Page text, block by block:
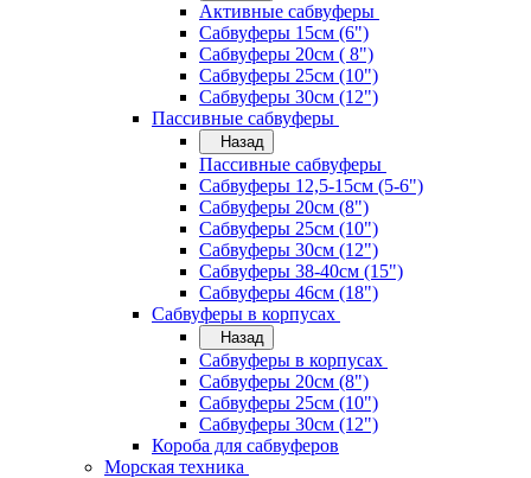
Активные сабвуферы
Сабвуферы 15см (6")
Сабвуферы 20см ( 8")
Сабвуферы 25см (10")
Сабвуферы 30см (12")
Пассивные сабвуферы
Назад
Пассивные сабвуферы
Сабвуферы 12,5-15см (5-6")
Сабвуферы 20см (8")
Сабвуферы 25см (10")
Сабвуферы 30см (12")
Сабвуферы 38-40см (15")
Сабвуферы 46см (18")
Сабвуферы в корпусах
Назад
Сабвуферы в корпусах
Сабвуферы 20см (8")
Сабвуферы 25см (10")
Сабвуферы 30см (12")
Короба для сабвуферов
Морская техника